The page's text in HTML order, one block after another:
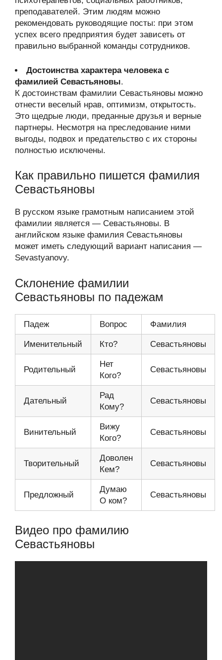
преподавателей. Этим людям можно
рекомендовать руководящие посты: при этом
успех всего предприятия будет зависеть от
правильно выбранной команды сотрудников.
Достоинства характера человека с
фамилией Севастьяновы.
К достоинствам фамилии Севастьяновы можно
отнести веселый нрав, оптимизм, открытость.
Это щедрые люди, преданные друзья и верные
партнеры. Несмотря на преследование ними
выгоды, подвох и предательство с их стороны
полностью исключены.
Как правильно пишется фамилия
Севастьяновы
В русском языке грамотным написанием этой
фамилии является — Севастьяновы. В
английском языке фамилия Севастьяновы
может иметь следующий вариант написания —
Sevastyanovy.
Склонение фамилии
Севастьяновы по падежам
Падеж Вопрос Фамилия
Именительный Кто? Севастьяновы
Родительный
Нет
Кого?
Севастьяновы
Дательный
Рад
Кому?
Севастьяновы
Винительный
Вижу
Кого?
Севастьяновы
Творительный
Доволен
Кем?
Севастьяновы
Предложный
Думаю
О ком?
Севастьяновы
Видео про фамилию
Севастьяновы